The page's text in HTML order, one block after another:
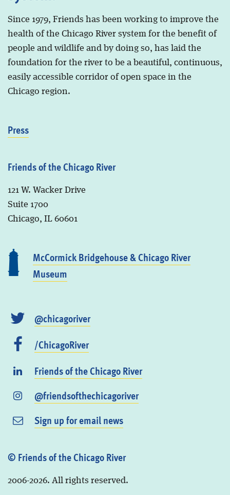
Since 1979, Friends has been working to improve the
health of the Chicago River system for the benefit of
people and wildlife and by doing so, has laid the
foundation for the river to be a beautiful, continuous,
easily accessible corridor of open space in the
Chicago region.
Press
Friends of the Chicago River
121 W. Wacker Drive
Suite 1700
Chicago, IL 60601
McCormick Bridgehouse & Chicago River
Museum
@chicagoriver
/ChicagoRiver
Friends of the Chicago River
@friendsofthechicagoriver
Sign up for email news
© Friends of the Chicago River
2006-2026. All rights reserved.